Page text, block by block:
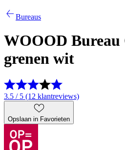
Bureaus
WOOOD Bureau
grenen wit
3.5 / 5 (12 klantreviews)
Opslaan in Favorieten